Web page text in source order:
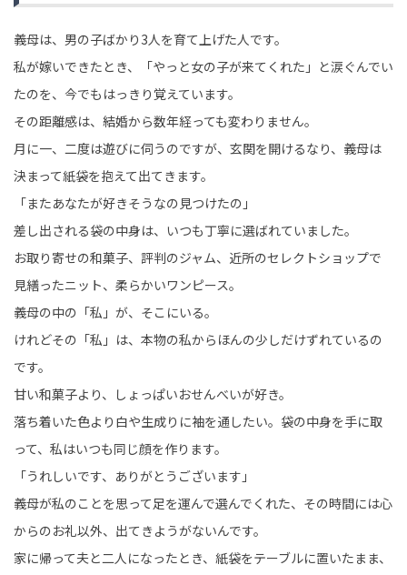
義母は、男の子ばかり3人を育て上げた人です。
私が嫁いできたとき、「やっと女の子が来てくれた」と涙ぐんでい
たのを、今でもはっきり覚えています。
その距離感は、結婚から数年経っても変わりません。
月に一、二度は遊びに伺うのですが、玄関を開けるなり、義母は
決まって紙袋を抱えて出てきます。
「またあなたが好きそうなの見つけたの」
差し出される袋の中身は、いつも丁寧に選ばれていました。
お取り寄せの和菓子、評判のジャム、近所のセレクトショップで
見繕ったニット、柔らかいワンピース。
義母の中の「私」が、そこにいる。
けれどその「私」は、本物の私からほんの少しだけずれているの
です。
甘い和菓子より、しょっぱいおせんべいが好き。
落ち着いた色より白や生成りに袖を通したい。袋の中身を手に取
って、私はいつも同じ顔を作ります。
「うれしいです、ありがとうございます」
義母が私のことを思って足を運んで選んでくれた、その時間には心
からのお礼以外、出てきようがないんです。
家に帰って夫と二人になったとき、紙袋をテーブルに置いたまま、